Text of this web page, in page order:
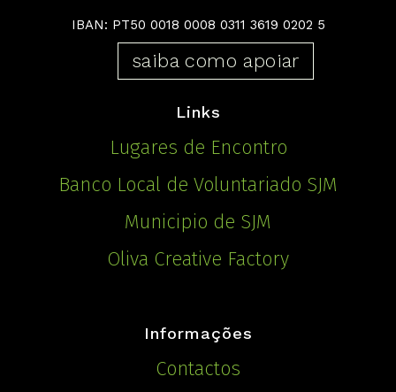
IBAN: PT50 0018 0008 0311 3619 0202 5
saiba como apoiar
Links
Lugares de Encontro
Banco Local de Voluntariado SJM
Municipio de SJM
Oliva Creative Factory
Informações
Contactos